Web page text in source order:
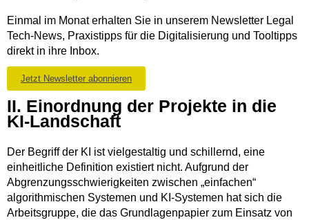
Einmal im Monat erhalten Sie in unserem Newsletter Legal
Tech-News, Praxistipps für die Digitalisierung und Tooltipps
direkt in ihre Inbox.
Jetzt Newsletter abonnieren
II. Einordnung der Projekte in die
KI-Landschaft
Der Begriff der KI ist vielgestaltig und schillernd, eine
einheitliche Definition existiert nicht. Aufgrund der
Abgrenzungsschwierigkeiten zwischen „einfachen“
algorithmischen Systemen und KI-Systemen hat sich die
Arbeitsgruppe, die das Grundlagenpapier zum Einsatz von